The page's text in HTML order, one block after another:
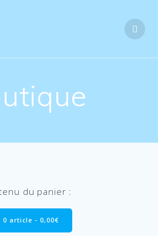
du panier :
0 article - 0,00€